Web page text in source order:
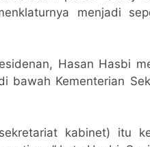
menjadi
Hasan Hasbi
bawah Kementerian
kabinet) itu